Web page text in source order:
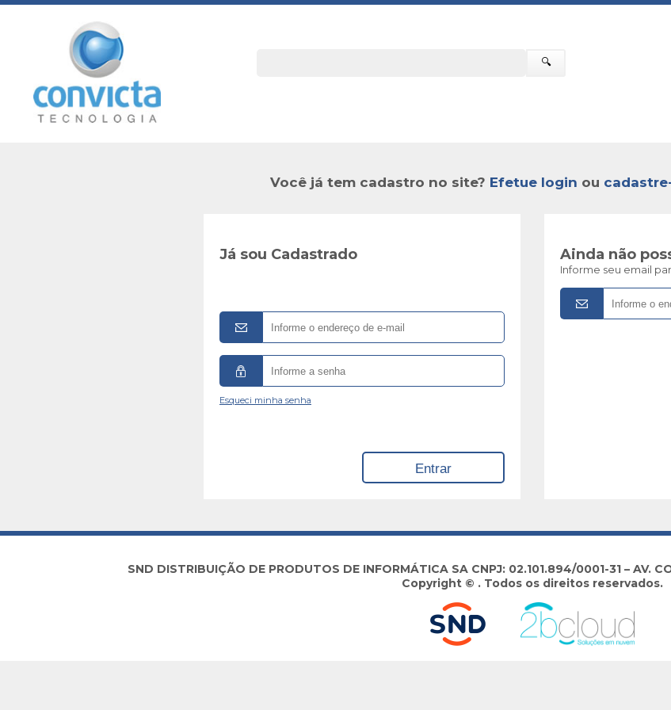
🔍
Você já tem cadastro no site? Efetue login ou
Já sou Cadastrado
Esqueci minha senha
Ainda não
Informe seu email
SND DISTRIBUIÇÃO DE PRODUTOS DE INFORMÁTICA SA CNPJ: 02.101.894/0001-31 – AV.
Copyright © . Todos os direitos reservados.